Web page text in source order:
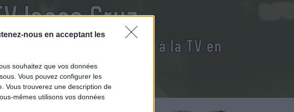
nous en acceptant les
souhaitez que vos données
Vous pouvez configurer les
Vous trouverez une description de
mêmes utilisons vos données
Isaac Cruz
Isaac Cruz diffusés à la TV en